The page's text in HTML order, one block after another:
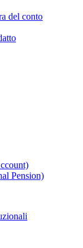
del conto
Pension)